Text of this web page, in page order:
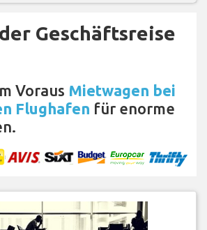
Geschäftsreise
Voraus Mietwagen bei
Flughafen für enorme